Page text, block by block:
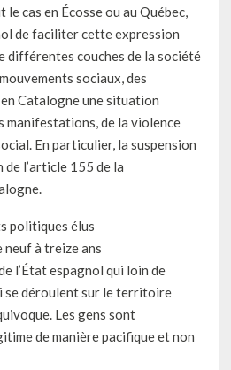
cas en Écosse ou au Québec,
de faciliter cette expression
différentes couches de la société
sociaux, des
Catalogne une situation
manifestations, de la violence
En particulier, la suspension
l’article 155 de la
politiques élus
neuf à treize ans
l’État espagnol qui loin de
se déroulent sur le territoire
Les gens sont
de manière pacifique et non